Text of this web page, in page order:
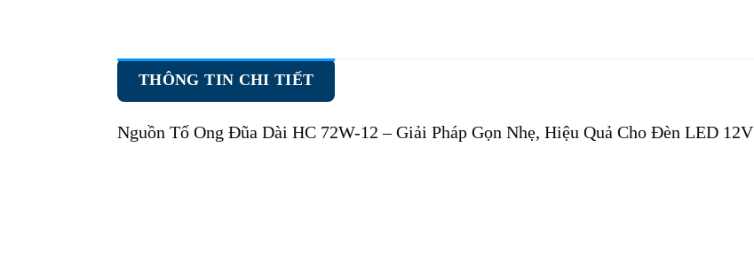
THÔNG TIN CHI TIẾT
Nguồn Tổ Ong Đũa Dài HC 72W-12 – Giải Pháp Gọn Nhẹ, Hiệu Quả Cho Đèn LED 12V